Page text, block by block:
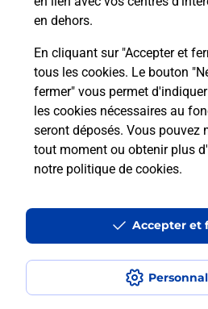
en dehors.
En cliquant sur "Accepter et
tous les cookies. Le bouton
fermer" vous permet
les cookies nécessaires au
seront déposés. Vous pouvez
tout moment ou obtenir plus
notre politique de cookies.
Accepter et
téléassistance
Localiser Liste
Liste -
Calvados - téléassistance
St Pierre
Accessibilité : partiellement conforme
Conditions contractuelles
Mentions légales